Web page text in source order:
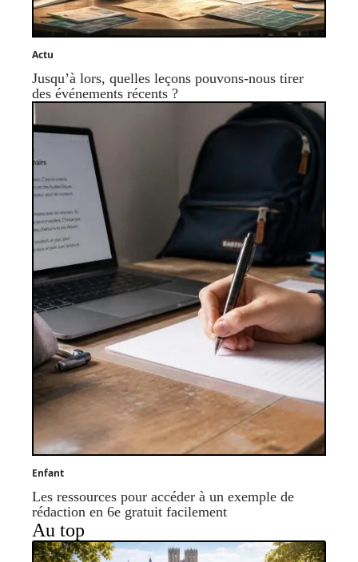
Actu
Jusqu’à lors, quelles leçons pouvons-nous tirer
des événements récents ?
Enfant
Les ressources pour accéder à un exemple de
rédaction en 6e gratuit facilement
Au top